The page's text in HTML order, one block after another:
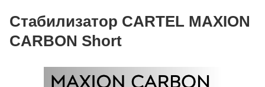
Стабилизатор CARTEL MAXION
CARBON Short